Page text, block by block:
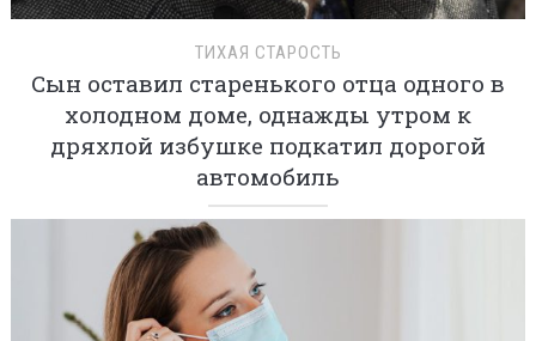
ТИХАЯ СТАРОСТЬ
Сын оставил старенького отца одного в
холодном доме, однажды утром к
дряхлой избушке подкатил дорогой
автомобиль